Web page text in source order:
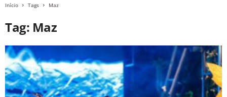
Início Tags Maz
Tag: Maz